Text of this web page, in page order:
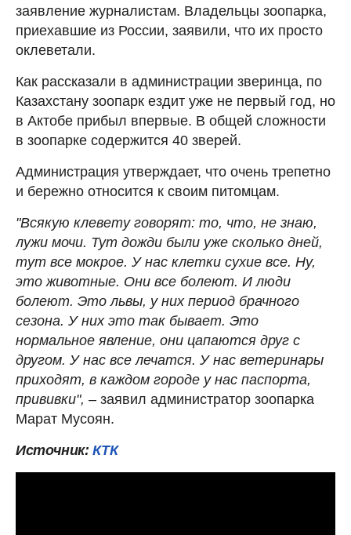
заявление журналистам. Владельцы зоопарка,
приехавшие из России, заявили, что их просто
оклеветали.
Как рассказали в администрации зверинца, по
Казахстану зоопарк ездит уже не первый год, но
в Актобе прибыл впервые. В общей сложности
в зоопарке содержится 40 зверей.
Администрация утверждает, что очень трепетно
и бережно относится к своим питомцам.
"Всякую клевету говорят: то, что, не знаю,
лужи мочи. Тут дожди были уже сколько дней,
тут все мокрое. У нас клетки сухие все. Ну,
это животные. Они все болеют. И люди
болеют. Это львы, у них период брачного
сезона. У них это так бывает. Это
нормальное явление, они цапаются друг с
другом. У нас все лечатся. У нас ветеринары
приходят, в каждом городе у нас паспорта,
прививки", – заявил администратор зоопарка
Марат Мусоян.
Источник:КТК